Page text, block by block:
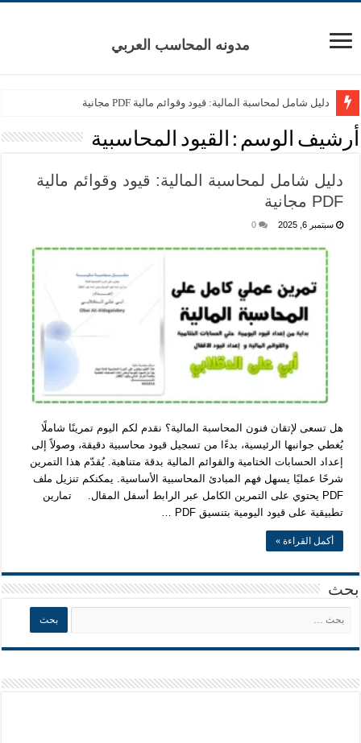
مدونه المحاسب العربي
دليل شامل لمحاسبة المالية: قيود وقوائم مالية PDF مجانية
أرشيف الوسم : القيود المحاسبية
دليل شامل لمحاسبة المالية: قيود وقوائم مالية
PDF مجانية
سبتمبر 6, 2025 0
هل تسعى لإتقان فنون المحاسبة المالية؟ نقدم لكم اليوم تمرينًا شاملًا
يُغطي جوانبها الرئيسية، بدءًا من تسجيل قيود محاسبية دقيقة، وصولاً إلى
إعداد الحسابات الختامية والقوائم المالية بدقة متناهية. يُقدّم هذا التمرين
شرحًا عمليًا يسهل فهم المبادئ المحاسبية الأساسية. يمكنكم تنزيل ملف
PDF يحتوي على التمرين الكامل عبر الرابط أسفل المقال. تمارين
تطبيقية على قيود اليومية بتنسيق PDF …
أكمل القراءة »
بحث